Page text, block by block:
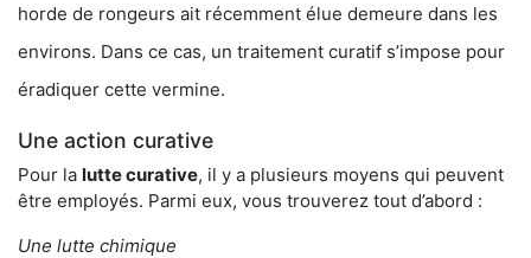
horde de rongeurs ait récemment élue demeure dans les
environs. Dans ce cas, un traitement curatif s’impose pour
éradiquer cette vermine.
Une action curative
Pour la lutte curative, il y a plusieurs moyens qui peuvent
être employés. Parmi eux, vous trouverez tout d’abord :
Une lutte chimique